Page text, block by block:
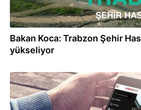
Bakan Koca: Trabzon Şehir
yükseliyor
01.04.2023